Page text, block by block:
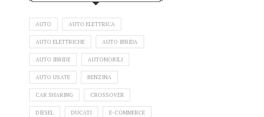
AUTO AUTO ELETTRICA
AUTO ELETTRICHE AUTO IBRIDA
AUTO IBRIDE AUTOMOBILI
AUTO USATE BENZINA
CAR SHARING CROSSOVER
DIESEL DUCATI E-COMMERCE